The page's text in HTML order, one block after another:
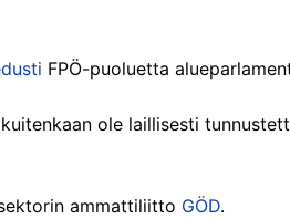
FPÖ-puoluetta
kuitenkaan ole laillisesti
ammattiliitto GÖD.